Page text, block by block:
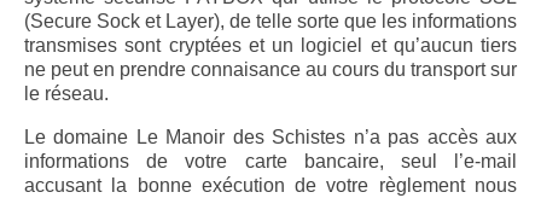
(Secure Sock et Layer), de telle sorte que les informations
transmises sont cryptées et un logiciel et qu’aucun tiers
ne peut en prendre connaisance au cours du transport sur
le réseau.
Le domaine Le Manoir des Schistes n’a pas accès aux
informations de votre carte bancaire, seul l’e-mail
accusant la bonne exécution de votre règlement nous